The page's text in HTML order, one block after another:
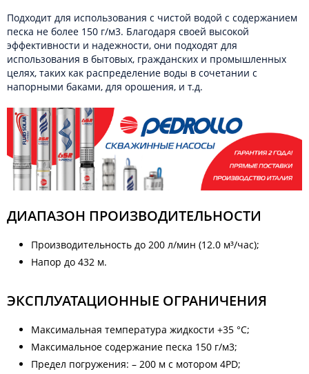
Подходит для использования с чистой водой с содержанием
песка не более 150 г/м3. Благодаря своей высокой
эффективности и надежности, они подходят для
использования в бытовых, гражданских и промышленных
целях, таких как распределение воды в сочетании с
напорными баками, для орошения, и т.д.
ДИАПАЗОН ПРОИЗВОДИТЕЛЬНОСТИ
Производительность до 200 л/мин (12.0 м³/час);
Напор до 432 м.
ЭКСПЛУАТАЦИОННЫЕ ОГРАНИЧЕНИЯ
Максимальная температура жидкости +35 °C;
Максимальное содержание песка 150 г/м3;
Предел погружения: – 200 м с мотором 4PD;